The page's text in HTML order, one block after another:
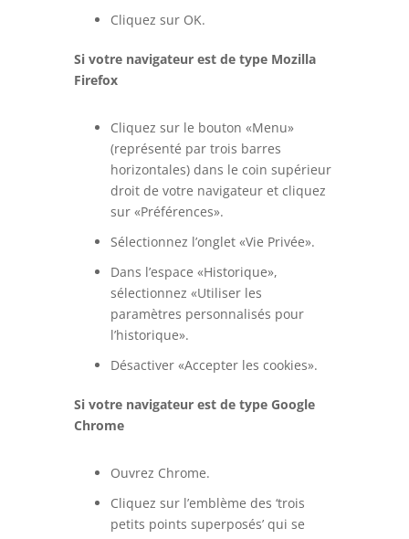
Cliquez sur OK.
Si votre navigateur est de type Mozilla
Firefox
Cliquez sur le bouton «Menu»
(représenté par trois barres
horizontales) dans le coin supérieur
droit de votre navigateur et cliquez
sur «Préférences».
Sélectionnez l’onglet «Vie Privée».
Dans l’espace «Historique»,
sélectionnez «Utiliser les
paramètres personnalisés pour
l’historique».
Désactiver «Accepter les cookies».
Si votre navigateur est de type Google
Chrome
Ouvrez Chrome.
Cliquez sur l’emblème des ‘trois
petits points superposés’ qui se